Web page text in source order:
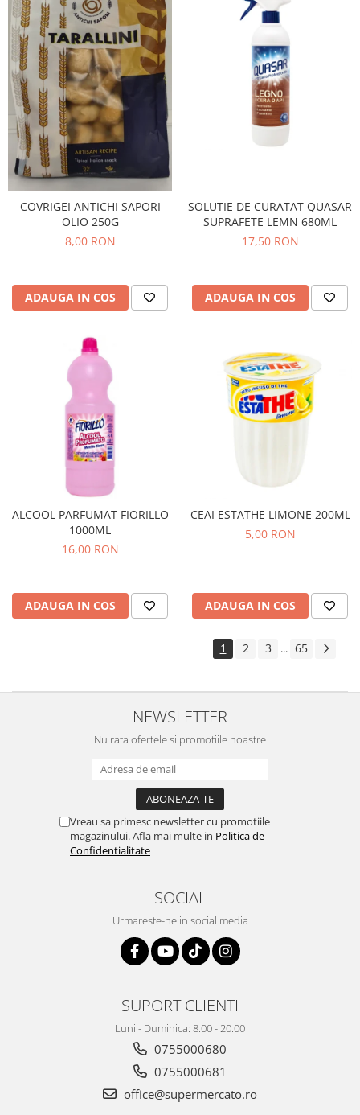
COVRIGEI ANTICHI SAPORI
OLIO 250G
8,00 RON
ADAUGA IN COS
SOLUTIE DE CURATAT QUASAR
SUPRAFETE LEMN 680ML
17,50 RON
ADAUGA IN COS
ALCOOL PARFUMAT FIORILLO
1000ML
16,00 RON
ADAUGA IN COS
CEAI ESTATHE LIMONE 200ML
5,00 RON
ADAUGA IN COS
1 2 3 ... 65
NEWSLETTER
Nu rata ofertele si promotiile noastre
Vreau sa primesc newsletter cu promotiile
magazinului. Afla mai multe in Politica de
Confidentialitate
SOCIAL
Urmareste-ne in social media
SUPORT CLIENTI
Luni - Duminica: 8.00 - 20.00
0755000680
0755000681
office@supermercato.ro